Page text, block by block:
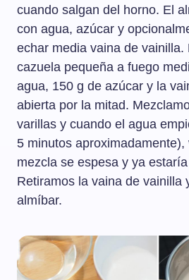
cuando salgan del horno. El
con agua, azúcar y
echar media vaina de vainilla.
cazuela pequeña a fuego
agua, 150 g de azúcar y la
abierta por la mitad.
varillas y cuando el agua
5 minutos
mezcla se espesa y ya
Retiramos la vaina de vainilla
almíbar.